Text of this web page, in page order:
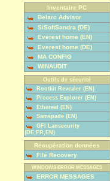
Inventaire PC
Belarc Advisor
SiSoftSandra (DE)
Everest home (EN)
Everest home (DE)
MA CONFIG
WINAUDIT
Outils de sécurité
Rootkit Revealer (EN)
Process Explorer (EN)
Ethereal (EN)
Samspade (EN)
GFI Lansecurity
(DE,FR,EN)
Récupération données
File Recovery
WINDOWS ERROR MESSAGES
ERROR MESSAGES